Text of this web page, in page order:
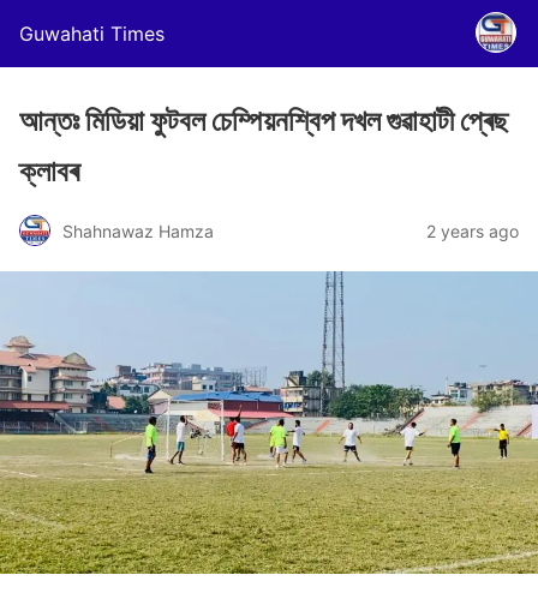
Guwahati Times
আন্তঃ মিডিয়া ফুটবল চেম্পিয়নশ্বিপ দখল গুৱাহাটী প্ৰেছ
ক্লাবৰ
Shahnawaz Hamza 2 years ago